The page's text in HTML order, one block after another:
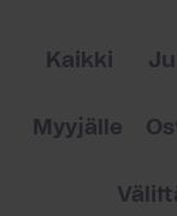
Kaikki
Myyjälle